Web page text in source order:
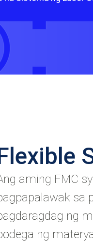
aming FMC
sa
ng
ng